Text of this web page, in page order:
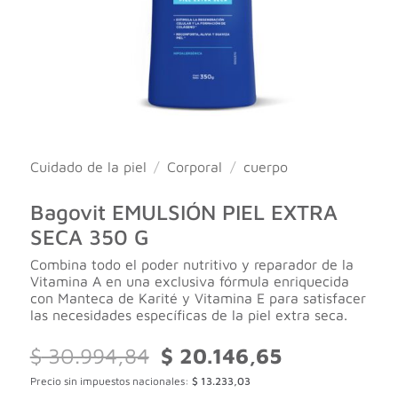
Cuidado de la piel / Corporal / cuerpo
Bagovit EMULSIÓN PIEL EXTRA
SECA 350 G
Combina todo el poder nutritivo y reparador de la
Vitamina A en una exclusiva fórmula enriquecida
con Manteca de Karité y Vitamina E para satisfacer
las necesidades específicas de la piel extra seca.
$30.994,84
El
precio
original
$ 20.146,65El
precio
Precio sin impuestos nacionales: $ 13.233,03